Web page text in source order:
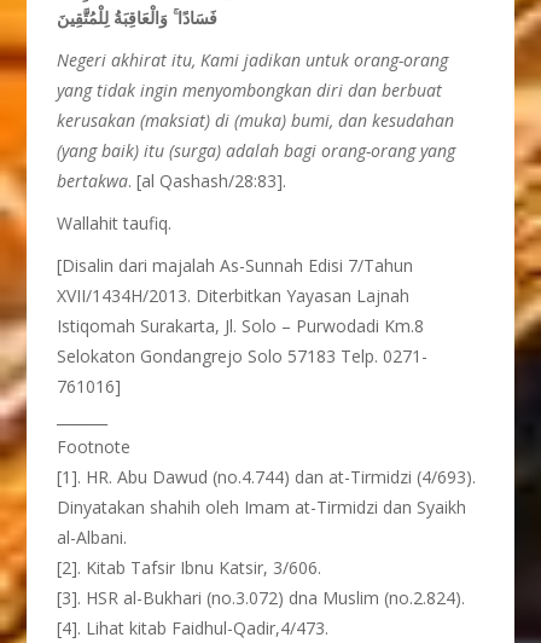
فَسَادًا ۚ وَالْعَاقِبَةُ لِلْمُتَّقِينَ
Negeri akhirat itu, Kami jadikan untuk orang-orang
yang tidak ingin menyombongkan diri dan berbuat
kerusakan (maksiat) di (muka) bumi, dan kesudahan
(yang baik) itu (surga) adalah bagi orang-orang yang
bertakwa. [al Qashash/28:83].
Wallahit taufiq.
[Disalin dari majalah As-Sunnah Edisi 7/Tahun
XVII/1434H/2013. Diterbitkan Yayasan Lajnah
Istiqomah Surakarta, Jl. Solo – Purwodadi Km.8
Selokaton Gondangrejo Solo 57183 Telp. 0271-
761016]
Footnote
[1]. HR. Abu Dawud (no.4.744) dan at-Tirmidzi (4/693).
Dinyatakan shahih oleh Imam at-Tirmidzi dan Syaikh
al-Albani.
[2]. Kitab Tafsir Ibnu Katsir, 3/606.
[3]. HSR al-Bukhari (no.3.072) dna Muslim (no.2.824).
[4]. Lihat kitab Faidhul-Qadir,4/473.